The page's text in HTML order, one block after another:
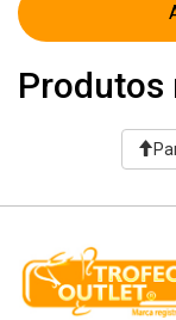
Produtos